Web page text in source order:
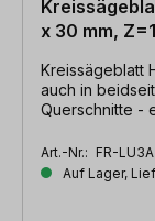
x 30 mm,
Kreissägeblatt
auch in
Querschnitte -
Art.-Nr.: FR-
Auf Lager,